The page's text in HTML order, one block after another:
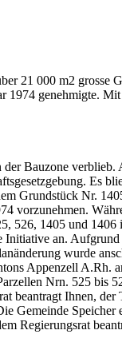
21 000 m2 grosse
1974 genehmigte.
Bauzone
Es
Grundstück Nr.
vorzunehmen.
526, 1405 und
an. Aufgrund
wurde
Appenzell A.Rh.
Nrn. 525 bis
beantragt Ihnen,
Gemeinde Speicher
Regierungsrat